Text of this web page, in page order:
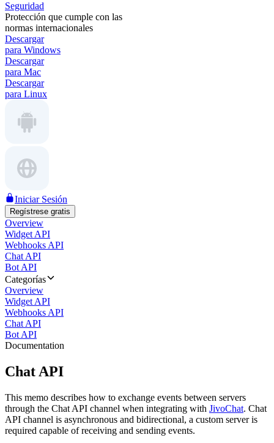
Seguridad
Protección que cumple con las
normas internacionales
Descargar
para Windows
Descargar
para Mac
Descargar
para Linux
Iniciar Sesión
Regístrese gratis
Overview
Widget API
Webhooks API
Chat API
Bot API
Categorías
Overview
Widget API
Webhooks API
Chat API
Bot API
Documentation
Chat API
This memo describes how to exchange events between servers
through the Chat API channel when integrating with JivoChat. Chat
API channel is asynchronous and bidirectional, a custom server is
required capable of receiving and sending events.